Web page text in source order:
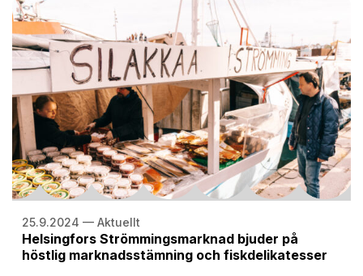
25.9.2024 — Aktuellt
Helsingfors Strömmingsmarknad bjuder på
höstlig marknadsstämning och fiskdelikatesser